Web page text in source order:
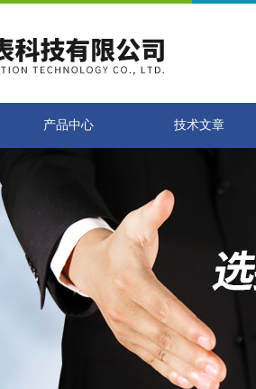
产品中心 技术文章